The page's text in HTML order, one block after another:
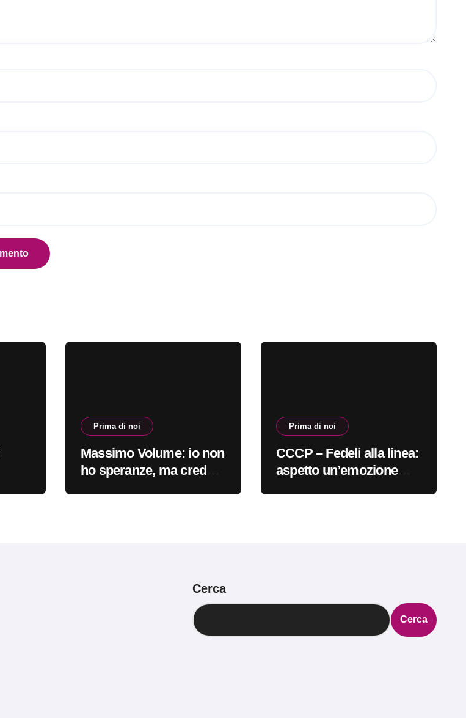
Prima di noi
Massimo Volume: io non
ho speranze, ma credo
Prima di noi
CCCP – Fedeli alla linea:
aspetto un’emozione
Cerca
Cerca